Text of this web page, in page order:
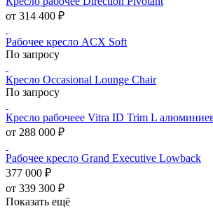
от 314 400 ₽
Рабочее кресло ACX Soft
По запросу
Кресло Occasional Lounge Chair
По запросу
Кресло рабочеее Vitra ID Trim L
от 288 000 ₽
Рабочее кресло Grand Executive Lowback
377 000 ₽
от 339 300 ₽
Показать ещё